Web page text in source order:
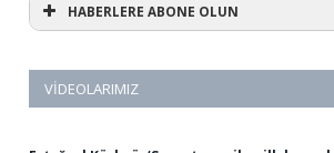
HABERLERE ABONE OLUN
VIDEOLARIMIZ